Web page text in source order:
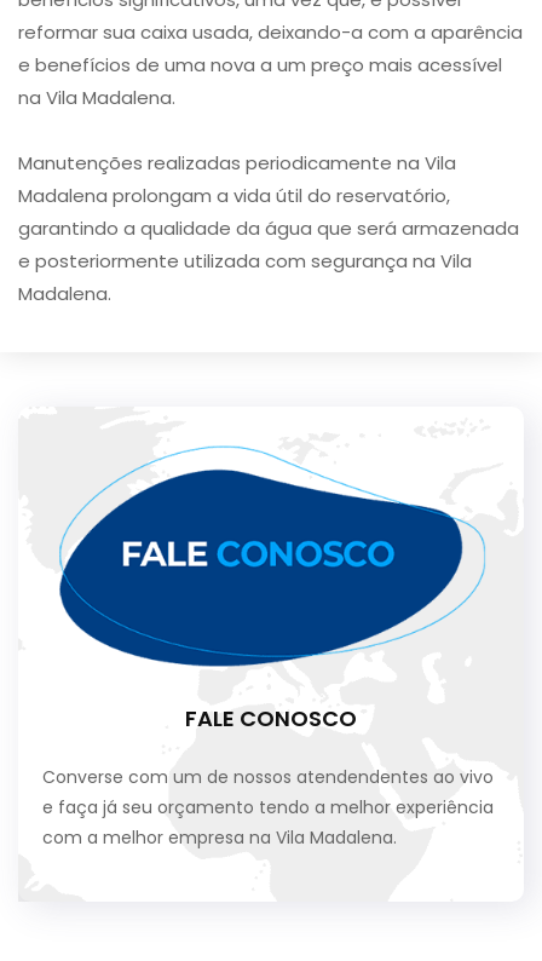
reformar sua caixa usada, deixando-a com a aparência
e benefícios de uma nova a um preço mais acessível
na Vila Madalena.
Manutenções realizadas periodicamente na Vila
Madalena prolongam a vida útil do reservatório,
garantindo a qualidade da água que será armazenada
e posteriormente utilizada com segurança na Vila
Madalena.
FALE CONOSCO
Converse com um de nossos atendendentes ao vivo
e faça já seu orçamento tendo a melhor experiência
com a melhor empresa na Vila Madalena.